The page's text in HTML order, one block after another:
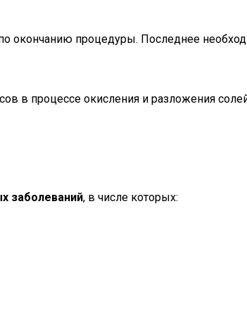
окончанию процедуры. Последнее
в процессе окисления и разложения
заболеваний, в числе которых: